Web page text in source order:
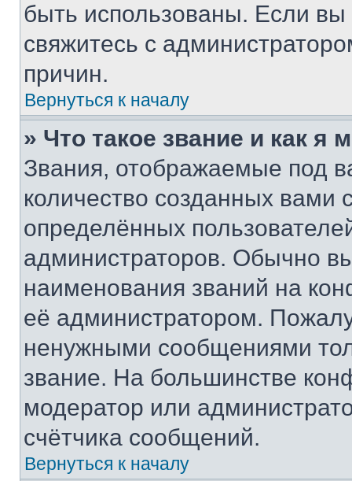
быть использованы. Если
свяжитесь с
причин.
Вернуться к началу
» Что такое звание и как я
Звания, отображаемые под
количество созданных
определённых
администраторов. Обычно
наименования званий на
её администратором.
ненужными сообщениями
звание. На большинстве
модератор или
счётчика сообщений.
Вернуться к началу